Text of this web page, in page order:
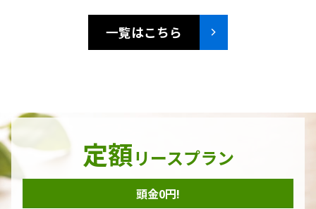
一覧はこちら
定額リースプラン
頭金0円!